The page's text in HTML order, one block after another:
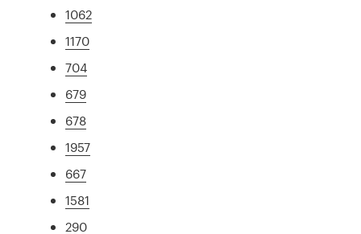
1062
1170
704
679
678
1957
667
1581
290